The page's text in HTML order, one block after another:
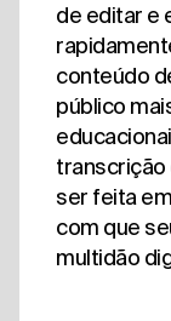
de editar e
conteúdo
público
transcrição
ser feita
com que
multidão